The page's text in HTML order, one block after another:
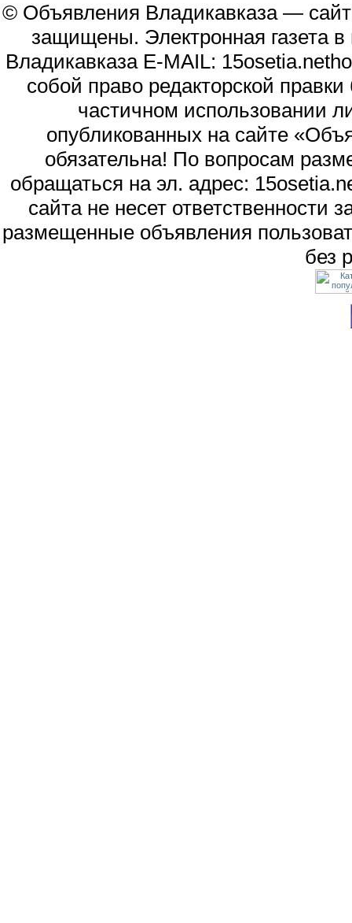
© Объявления Владикавказа —
защищены. Электронная газета
Владикавказа E-MAIL:
собой право редакторской
частичном использовании
опубликованных на сайте
обязательна! По вопросам
обращаться на эл. адрес:
сайта не несет
размещенные объявления
без